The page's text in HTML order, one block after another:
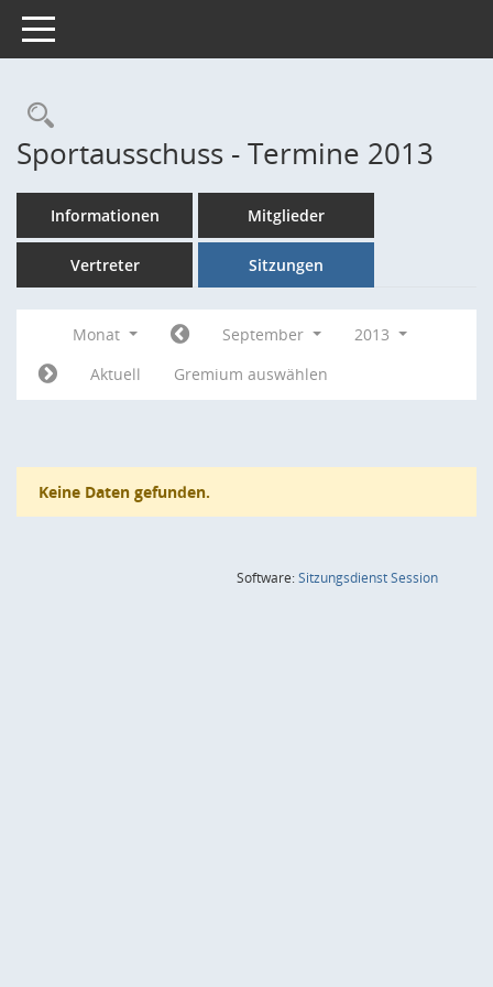
Toggle navigation
Rechercheauswahl
Sportausschuss - Termine 2013
Informationen Mitglieder
Vertreter Sitzungen
Monat September
2013
Aktuell
Gremium auswählen
Keine Daten gefunden.
Software:SitzungsdienstSession(Wird in